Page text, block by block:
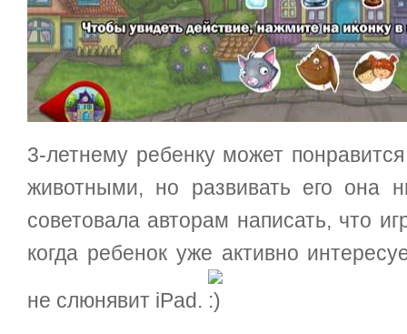
3-летнему ребенку может
животными, но развивать его она
советовала авторам написать, что
когда ребенок уже активно
не слюнявит iPad.